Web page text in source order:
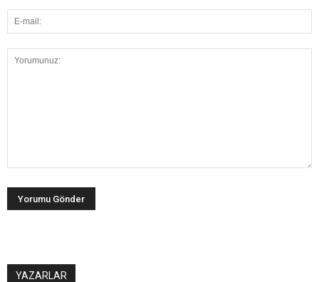
YAZARLAR